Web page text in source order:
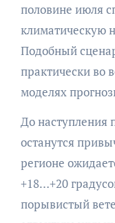
половине июля
климатическую
Подобный
практически во
моделях
До наступления
останутся
регионе
+18…+20
порывистый